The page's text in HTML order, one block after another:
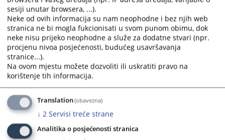
Žalbe na sudske odluke
Medijacija
Akti suda
Sudije suda
Dodatne sudije
Stručni saradnici
Službenici i namještenici
sesiji unutar browsera, ...).
Neke od ovih informacija su nam neophodne i bez njih web
stranica ne bi mogla fukcionisati u svom punom obimu, dok
neke nisu prijeko neophodne a služe za dodatne stvari (npr.
procjenu nivoa posjećenosti, budućeg usavršavanja
stranice...).
Na ovom mjestu možete dozvoliti ili uskratiti pravo na
korištenje tih informacija.
Translation(obavezna)
↓ 2 Servisi treće strane
Analitika o posjećenosti stranica